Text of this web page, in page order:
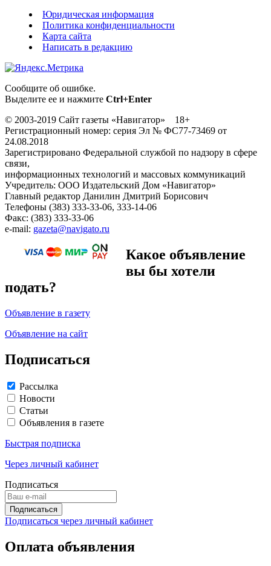
Юридическая информация
Политика конфиденциальности
Карта сайта
Написать в редакцию
Сообщите об ошибке.
Выделите ее и нажмите Ctrl+Enter
© 2003-2019 Сайт газеты «Навигатор» 18+
Регистрационный номер: серия Эл № ФС77-73469 от
24.08.2018
Зарегистрировано Федеральной службой по надзору в сфере
связи,
информационных технологий и массовых коммуникаций
Учредитель: ООО Издательский Дом «Навигатор»
Главный редактор Данилин Дмитрий Борисович
Телефоны (383) 333-33-06, 333-14-06
Факс: (383) 333-33-06
e-mail: gazeta@navigato.ru
Какое объявление
вы бы хотели
подать?
Объявление в газету
Объявление на сайт
Подписаться
Рассылка
Новости
Статьи
Объявления в газете
Быстрая подписка
Через личный кабинет
Подписаться
Подписаться через личный кабинет
Оплата объявления